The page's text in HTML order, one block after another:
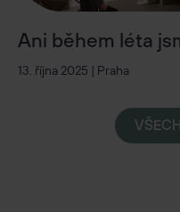
Ani během léta
13. října 2025 | Praha